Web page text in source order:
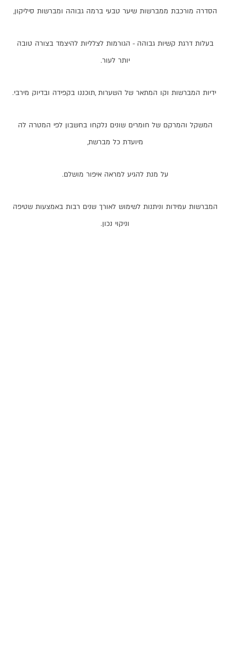
הסדרה מורכבת ממברשות שיער טבעי ברמה גבוהה ומברשות סיליקון,
בעלות דרגת קשיות גבוהה - הגורמות לצלליות להיצמד בצורה טובה
יותר לעור.
ידיות המברשות וקו המתאר של השערות ,תוכננו בקפידה ובדיוק מירבי.
המשקל והמרקם של חומרים שונים נלקחו בחשבון לפי המטרה לה
מיועדת כל מברשת,
על מנת להגיע למראה איפור מושלם.
המברשות עמידות וניתנות לשימוש לאורך שנים רבות באמצעות שטיפה
וניקוי נכון.